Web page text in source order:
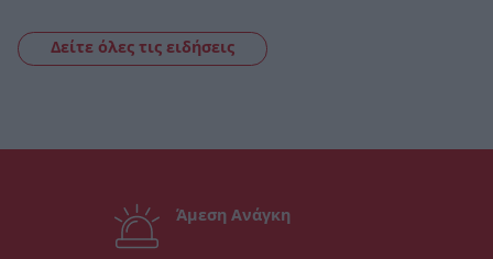
Δείτε όλες τις ειδήσεις
Άμεση Ανάγκη